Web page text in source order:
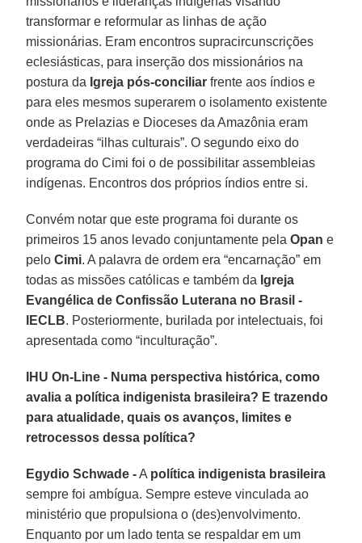
transformar e reformular as linhas de ação
missionárias. Eram encontros supracircunscrições
eclesiásticas, para inserção dos missionários na
postura da Igreja pós-conciliar frente aos índios e
para eles mesmos superarem o isolamento existente
onde as Prelazias e Dioceses da Amazônia eram
verdadeiras “ilhas culturais”. O segundo eixo do
programa do Cimi foi o de possibilitar assembleias
indígenas. Encontros dos próprios índios entre si.
Convém notar que este programa foi durante os
primeiros 15 anos levado conjuntamente pela Opan e
peloCimi. A palavra de ordem era “encarnação” em
todas as missões católicas e também da Igreja
Evangélica de Confissão Luterana no Brasil -
IECLB. Posteriormente, burilada por intelectuais, foi
apresentada como “inculturação”.
IHU On-Line - Numa perspectiva histórica, como
avalia a política indigenista brasileira? E trazendo
para atualidade, quais os avanços, limites e
retrocessos dessa política?
Egydio Schwade -A política indigenista brasileira
sempre foi ambígua. Sempre esteve vinculada ao
ministério que propulsiona o (des)envolvimento.
Enquanto por um lado tenta se respaldar em um